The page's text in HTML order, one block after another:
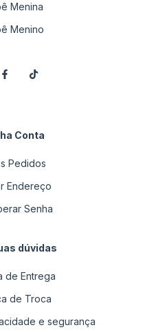
Menina
Menino
Conta
Pedidos
Endereço
Senha
dúvidas
de Entrega
de Troca
e segurança